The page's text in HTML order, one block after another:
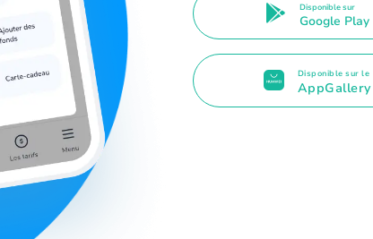
Disponible sur
Google Play
Disponible sur le
AppGallery